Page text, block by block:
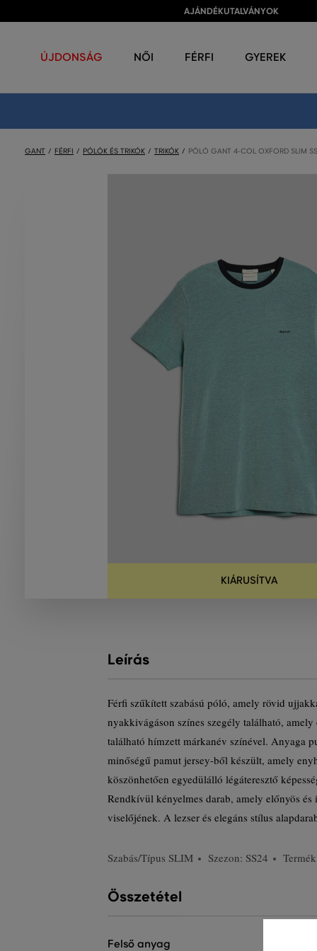
AJÁNDÉKUTALVÁNYOK
ÚJDONSÁG NŐI FÉRFI GYEREK
GANT FÉRFI PÓLÓK ÉS TRIKÓK TRIKÓK PÓLÓ GANT 4-COL OXFORD SLIM
KIÁRUSÍTVA
Leírás
Férfi szűkített szabású póló, amely rövid
nyakkivágáson színes szegély található,
található hímzett márkanév színével. Anyaga
minőségű pamut jersey-ből készült, amely
köszönhetően egyedülálló légáteresztő
Rendkívül kényelmes darab, amely előnyös
viselőjének. A lezser és elegáns stílus
Szabás/Típus SLIM Szezon: SS24
Összetétel
felső anyag